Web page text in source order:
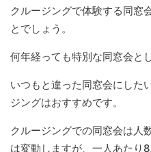
クルージングで体験する同窓
とでしょう。
何年経っても特別な同窓会と
いつもと違った同窓会にした
ジングはおすすめです。
クルージングでの同窓会は人
は変動しますが、一人あた